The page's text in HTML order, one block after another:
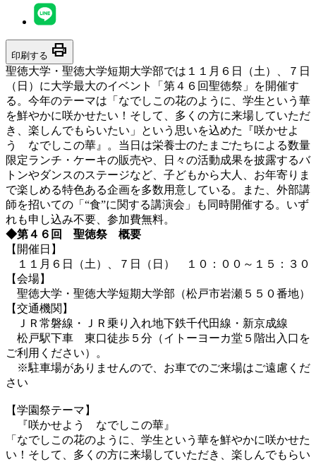
印刷する print
聖徳大学・聖徳大学短期大学部では１１月６日（土）、７日
（日）に大学最大のイベント「第４６回聖徳祭」を開催す
る。今年のテーマは「なでしこの花のように、学生という華
を鮮やかに咲かせたい！そして、多くの方に来場していただ
き、楽しんでもらいたい」という思いを込めた『咲かせよ
う なでしこの華』。当日は栄養士のたまごたちによる数量
限定ランチ・ケーキの販売や、日々の活動成果を披露するバ
トンやダンスのステージなど、子どもから大人、お年寄りま
で楽しめる特色ある企画を多数用意している。また、外部講
師を招いての「“食”に関する講演会」も同時開催する。いず
れも申し込み不要、参加費無料。
◆第４６回 聖徳祭 概要
【開催日】
１１月６日（土）、７日（日） １０：００～１５：３０
【会場】
聖徳大学・聖徳大学短期大学部（松戸市岩瀬５５０番地）
【交通機関】
ＪＲ常磐線・ＪＲ乗り入れ地下鉄千代田線・新京成線
松戸駅下車 東口徒歩５分（イトーヨーカ堂５階出入口を
ご利用ください）。
※駐車場がありませんので、お車でのご来場はご遠慮くだ
さい
【学園祭テーマ】
『咲かせよう なでしこの華』
「なでしこの花のように、学生という華を鮮やかに咲かせた
い！そして、多くの方に来場していただき、楽しんでもらい